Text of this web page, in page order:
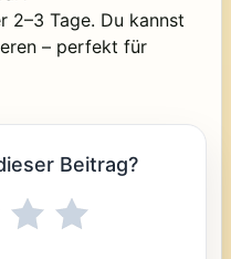
2–3 Tage. Du kannst
– perfekt für
Beitrag?